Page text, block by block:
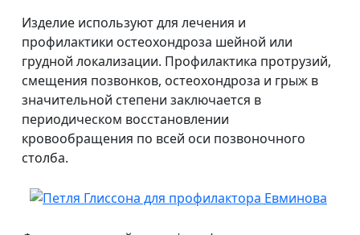
Изделие используют для лечения и
профилактики остеохондроза шейной или
грудной локализации. Профилактика протрузий,
смещения позвонков, остеохондроза и грыж в
значительной степени заключается в
периодическом восстановлении
кровообращения по всей оси позвоночного
столба.